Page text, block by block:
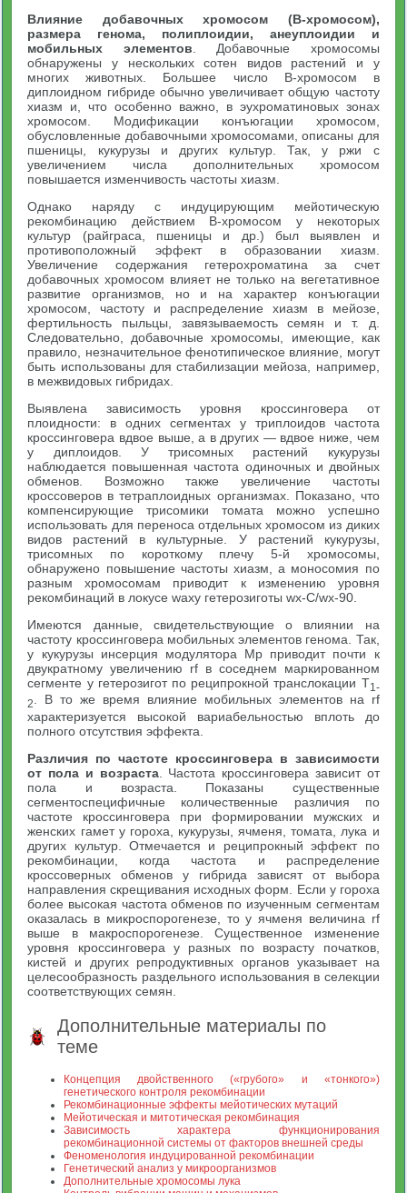
Влияние добавочных хромосом (B-хромосом),
размера генома, полиплоидии, анеуплоидии и
мобильных элементов . Добавочные хромосомы
обнаружены у нескольких сотен видов растений и у
многих животных. Большее число B-хромосом в
диплоидном гибриде обычно увеличивает общую частоту
хиазм и, что особенно важно, в эухроматиновых зонах
хромосом. Модификации конъюгации хромосом,
обусловленные добавочными хромосомами, описаны для
пшеницы, кукурузы и других культур. Так, у ржи с
увеличением числа дополнительных хромосом
повышается изменчивость частоты хиазм.
Однако наряду с индуцирующим мейотическую
рекомбинацию действием B-хромосом у некоторых
культур (райграса, пшеницы и др.) был выявлен и
противоположный эффект в образовании хиазм.
Увеличение содержания гетерохроматина за счет
добавочных хромосом влияет не только на вегетативное
развитие организмов, но и на характер конъюгации
хромосом, частоту и распределение хиазм в мейозе,
фертильность пыльцы, завязываемость семян и т. д.
Следовательно, добавочные хромосомы, имеющие, как
правило, незначительное фенотипическое влияние, могут
быть использованы для стабилизации мейоза, например,
в межвидовых гибридах.
Выявлена зависимость уровня кроссинговера от
плоидности: в одних сегментах у триплоидов частота
кроссинговера вдвое выше, а в других — вдвое ниже, чем
у диплоидов. У трисомных растений кукурузы
наблюдается повышенная частота одиночных и двойных
обменов. Возможно также увеличение частоты
кроссоверов в тетраплоидных организмах. Показано, что
компенсирующие трисомики томата можно успешно
использовать для переноса отдельных хромосом из диких
видов растений в культурные. У растений кукурузы,
трисомных по короткому плечу 5-й хромосомы,
обнаружено повышение частоты хиазм, а моносомия по
разным хромосомам приводит к изменению уровня
рекомбинаций в локусе waxy гетерозиготы wx-C/wx-90.
Имеются данные, свидетельствующие о влиянии на
частоту кроссинговера мобильных элементов генома. Так,
у кукурузы инсерция модулятора Мр приводит почти к
двукратному увеличению rf в соседнем маркированном
сегменте у гетерозигот по реципрокной транслокации Т1-
2. В то же время влияние мобильных элементов на rf
характеризуется высокой вариабельностью вплоть до
полного отсутствия эффекта.
Различия по частоте кроссинговера в зависимости
от пола и возраста. Частота кроссинговера зависит от
пола и возраста. Показаны существенные
сегментоспецифичные количественные различия по
частоте кроссинговера при формировании мужских и
женских гамет у гороха, кукурузы, ячменя, томата, лука и
других культур. Отмечается и реципрокный эффект по
рекомбинации, когда частота и распределение
кроссоверных обменов у гибрида зависят от выбора
направления скрещивания исходных форм. Если у гороха
более высокая частота обменов по изученным сегментам
оказалась в микроспорогенезе, то у ячменя величина rf
выше в макроспорогенезе. Существенное изменение
уровня кроссинговера у разных по возрасту початков,
кистей и других репродуктивных органов указывает на
целесообразность раздельного использования в селекции
соответствующих семян.
Дополнительные материалы по
теме
Концепция двойственного («грубого» и «тонкого»)
генетического контроля рекомбинации
Рекомбинационные эффекты мейотических мутаций
Мейотическая и митотическая рекомбинация
Зависимость характера функционирования
рекомбинационной системы от факторов внешней среды
Феноменология индуцированной рекомбинации
Генетический анализ у микроорганизмов
Дополнительные хромосомы лука